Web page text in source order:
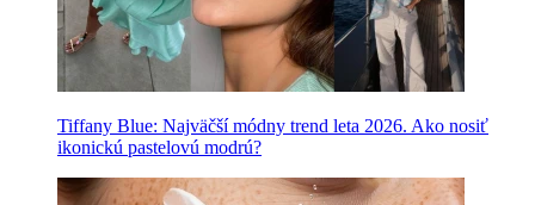
Tiffany Blue: Najväčší módny trend leta 2026. Ako nosiť
ikonickú pastelovú modrú?